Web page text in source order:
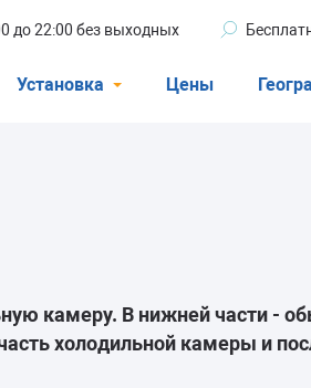
до 22:00 без выходных
Установка Цены
камеру. В нижней части -
холодильной камеры и